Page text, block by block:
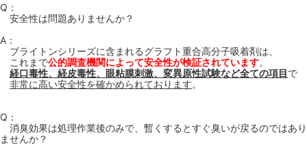
Q：
安全性は問題ありませんか？
A：
ブライトンシリーズに含まれるグラフト重合高分子吸着剤は、
これまで公的調査機関によって安全性が検証されています。
経口毒性、経皮毒性、眼粘膜刺激、変異原性試験など全ての項目 で
非常に高い安全性を確かめられております。
Q：
消臭効果は処理作業後のみで、暫くするとすぐ臭いが戻るのではあり
ませんか？